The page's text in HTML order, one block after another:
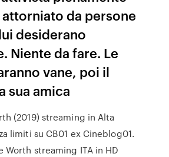
da persone
desiderano
Niente da fare. Le
vane, poi il
sua amica
(2019) streaming in Alta
limiti su CB01 ex Cineblog01.
Worth streaming ITA in HD